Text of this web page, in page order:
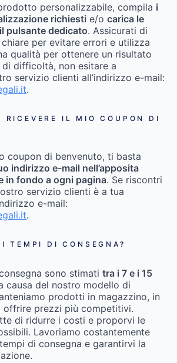
personalizzabile, compila i
richiesti e/o carica le
pulsante dedicato. Assicurati di
per evitare errori e utilizza
qualità per ottenere un risultato
difficoltà, non esitare a
servizio clienti all’indirizzo e-mail:
.
RICEVERE IL MIO COUPON DI
coupon di benvenuto, ti basta
indirizzo e-mail nell’apposita
in fondo a ogni pagina. Se riscontri
servizio clienti è a tua
e-mail:
.
TEMPI DI CONSEGNA?
sono stimati tra i 7 e i 15
causa del nostro modello di
prodotti in magazzino, in
offrire prezzi più competitivi.
di ridurre i costi e proporvi le
Lavoriamo costantemente
di consegna e garantirvi la